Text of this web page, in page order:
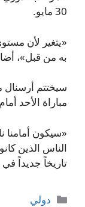
30 مايو.
«يتغير لأن
به من قبل»،
سيختتم
مباراة الأحد
«سيكون أمامنا
الناس الذين
تاريخاً جديداً في
التصنيفات
دولي